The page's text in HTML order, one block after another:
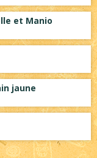
et Manio
jaune